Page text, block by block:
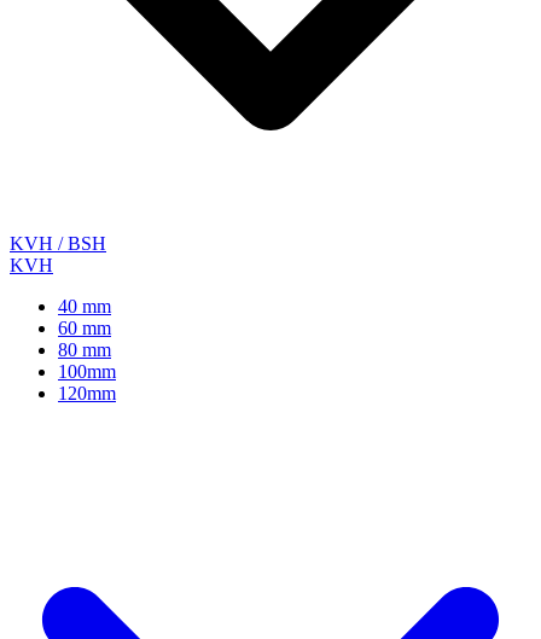
KVH / BSH
KVH
40 mm
60 mm
80 mm
100mm
120mm